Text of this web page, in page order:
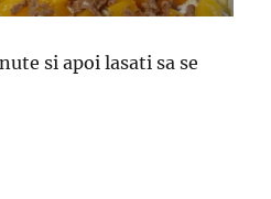
si apoi lasati sa se